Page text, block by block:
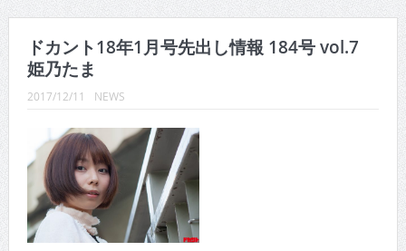
CINEMA×STYLE 291号
CINEMA×STYLE 290号
CINEMA×STYLE 289号
CINEMA×STYLE 287号
CINEMA×STYLE 286号
CINEMA×STYLE 285号
ドカント18年1月号先出し情報 184号 vol.7
姫乃たま
2017/12/11 NEWS